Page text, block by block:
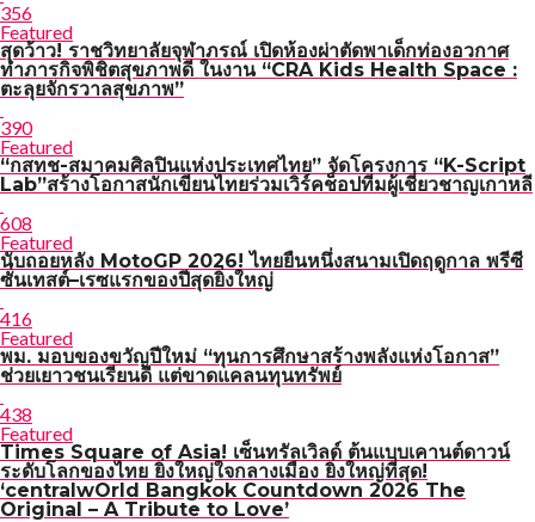
356
Featured
สุดว้าว! ราชวิทยาลัยจุฬาภรณ์ เปิดห้องผ่าตัดพาเด็กท่องอวกาศ
ทำภารกิจพิชิตสุขภาพดี ในงาน “CRA Kids Health Space :
ตะลุยจักรวาลสุขภาพ”
390
Featured
“กสทช-สมาคมศิลปินแห่งประเทศไทย” จัดโครงการ “K-Script
Lab”สร้างโอกาสนักเขียนไทยร่วมเวิร์คช็อปทีมผู้เชี่ยวชาญเกาหลี
608
Featured
นับถอยหลัง MotoGP 2026! ไทยยืนหนึ่งสนามเปิดฤดูกาล พรีซี
ซั่นเทสต์–เรซแรกของปีสุดยิ่งใหญ่
416
Featured
พม. มอบของขวัญปีใหม่ “ทุนการศึกษาสร้างพลังแห่งโอกาส”
ช่วยเยาวชนเรียนดี แต่ขาดแคลนทุนทรัพย์
438
Featured
Times Square of Asia! เซ็นทรัลเวิลด์ ต้นแบบเคานต์ดาวน์
ระดับโลกของไทย ยิ่งใหญ่ใจกลางเมือง ยิ่งใหญ่ที่สุด!
‘centralwOrld Bangkok Countdown 2026 The
Original – A Tribute to Love’